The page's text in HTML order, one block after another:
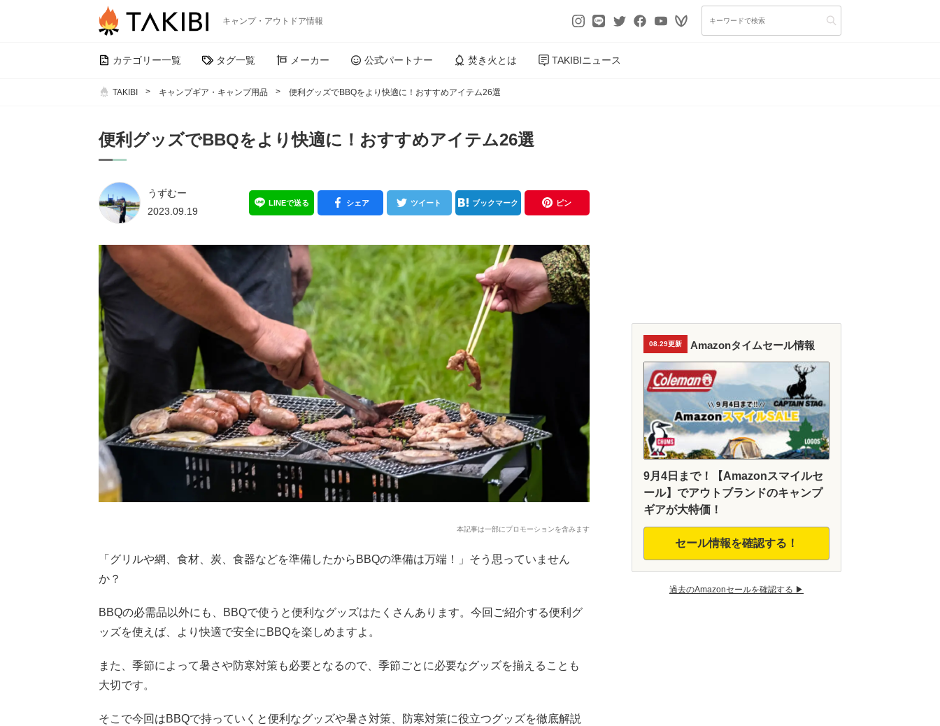
キャンプ・アウトドア情報
カテゴリー一覧 タグ一覧 メーカー 公式パートナー 焚き火とは TAKIBIニュース
TAKIBI キャンプギア・キャンプ用品 便利グッズでBBQをより快適に！おすすめアイテム26選
便利グッズでBBQをより快適に！おすすめアイテム26選
うずむー
2023.09.19
LINEで送る シェア ツイート ブックマーク ピン
本記事は一部にプロモーションを含みます
「グリルや網、食材、炭、食器などを準備したからBBQの準備は万端！」そう思っていません
か？
BBQの必需品以外にも、BBQで使うと便利なグッズはたくさんあります。今回ご紹介する便利グ
ッズを使えば、より快適で安全にBBQを楽しめますよ。
また、季節によって暑さや防寒対策も必要となるので、季節ごとに必要なグッズを揃えることも
大切です。
そこで今回はBBQで持っていくと便利なグッズや暑さ対策、防寒対策に役立つグッズを徹底解説
08.29更新 Amazonタイムセール情報
9月4日まで！【Amazonスマイルセ
ール】でアウトブランドのキャンプ
ギアが大特価！
セール情報を確認する！
過去のAmazonセールを確認する ▶︎